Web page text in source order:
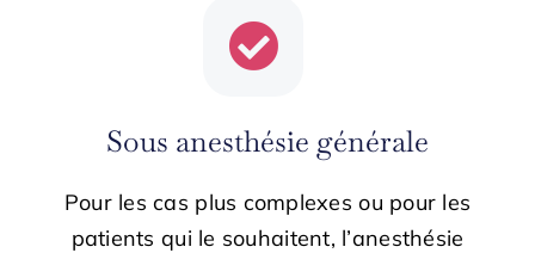
Sous anesthésie générale
Pour les cas plus complexes ou pour les
patients qui le souhaitent, l’anesthésie